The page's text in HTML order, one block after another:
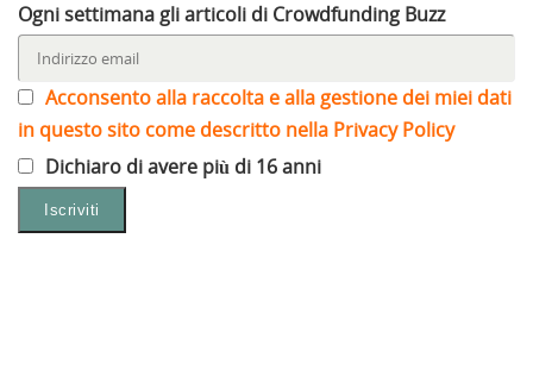
Ogni settimana gli articoli di Crowdfunding Buzz
Acconsento alla raccolta e alla gestione dei miei dati
in questo sito come descritto nella Privacy Policy
Dichiaro di avere più di 16 anni